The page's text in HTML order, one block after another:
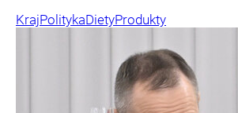
KrajPolitykaDietyProdukty